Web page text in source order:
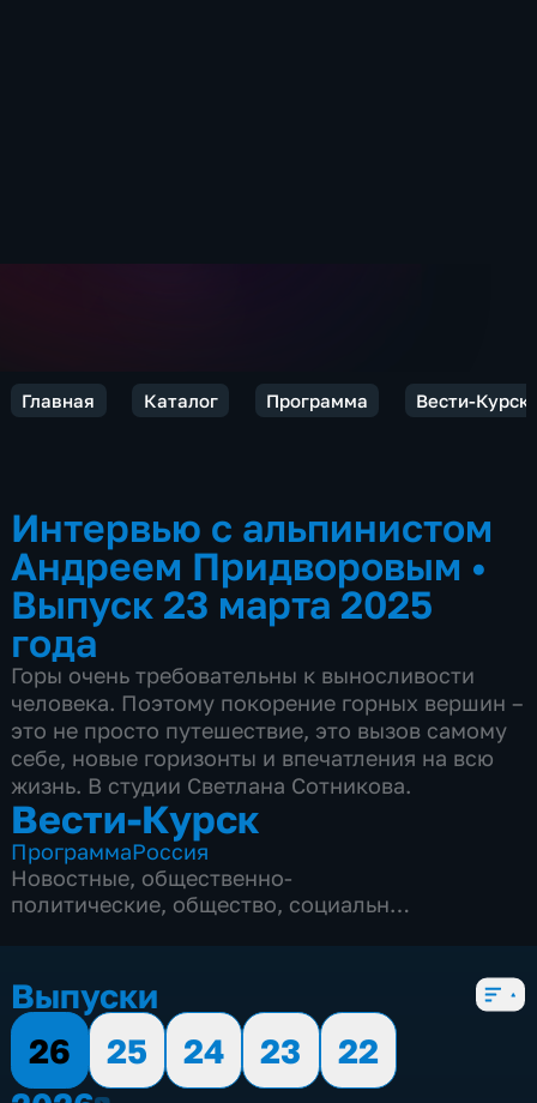
Главная Каталог Программа Вести-Курск
Интервью с альпинистом
Андреем Придворовым •
Выпуск 23 марта 2025
года
Горы очень требовательны к выносливости
человека. Поэтому покорение горных вершин –
это не просто путешествие, это вызов самому
себе, новые горизонты и впечатления на всю
жизнь. В студии Светлана Сотникова.
Вести-Курск
ПрограммаРоссия
Новостные, общественно-
политические, общество, социально-
Выпуски
26
25 24 23
22